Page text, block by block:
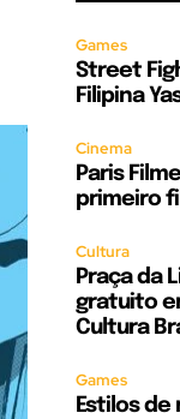
Games
Street
Filipina
Cinema
Paris
primeiro
Cultura
Praça da
gratuito
Cultura
Games
Estilos